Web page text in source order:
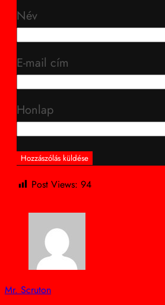
Név
E-mail cím
Honlap
Post Views: 94
Mr. Scruton